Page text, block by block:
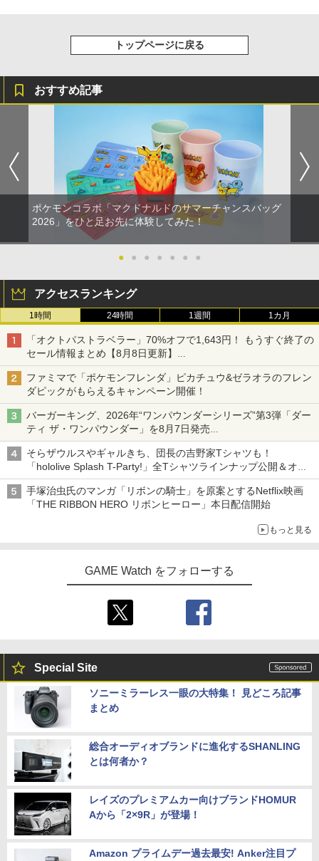
トップページに戻る
おすすめ記事
ポケモンコラボ「マクドナルドのサマーチャンスバッグ
2026」をひと足お先に体験してみた！
● ● ● ● ● ● ●
アクセスランキング
1時間 24時間 1週間 1カ月
「オクトパストラベラー」70%オフで1,643円！ もうすぐ終了の
セール情報まとめ【8月8日更新】
ニンテンドーeショップでは「大神 絶景版」が67%オフで990円
ファミマで「ポケモンフレンダ」ピカチュウ&ゼラオラのフレン
ダピックがもらえるキャンペーン開催！
バーガーキング、2026年“ワンパウンダーシリーズ”第3弾「ダー
ティ ザ・ワンパウンダー」を8月7日発売
「特製ガーリックマヨソース」を使用した超大型チーズバーガー
そらザウルスやギャルきち、団長の吉野家Tシャツも！
「hololive Splash T-Party!」全Tシャツラインナップ公開＆オン
ライン販売開始
手塚治虫氏のマンガ「リボンの騎士」を原案とするNetflix映画
「THE RIBBON HERO リボンヒーロー」本日配信開始
もっと見る
GAME Watch をフォローする
Special Site
ソニーミラーレス一眼の大特集！ 見どころ記事
まとめ
総合オーディオブランドに進化するSHANLING
とは何者か？
レイズのプレミアムカー向けブランドHOMUR
Aから「2×9R」が登場！
Amazon プライムデー過去最安! Anker注目プ